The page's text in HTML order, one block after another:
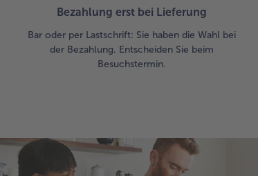
Bezahlung erst bei Lieferung
Bar oder per Lastschrift: Sie haben die Wahl bei
der Bezahlung. Entscheiden Sie beim
Besuchstermin.